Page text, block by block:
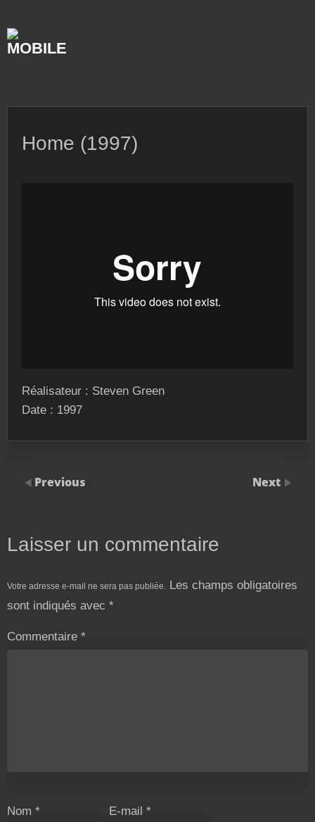
content
Home (1997)
Réalisateur : Steven Green
Date : 1997
Previous Next
Laisser un commentaire
Votre adresse e-mail ne sera pas publiée. Les champs obligatoires
sont indiqués avec *
Commentaire *
Nom * E-mail *